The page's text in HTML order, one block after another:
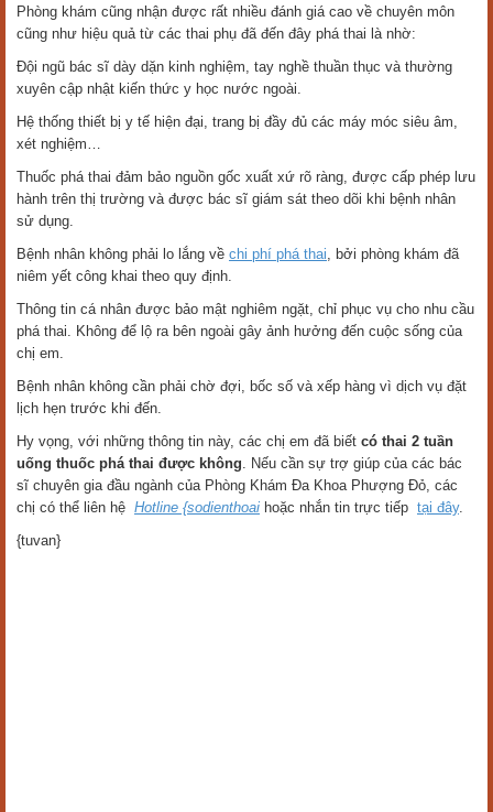
Phòng khám cũng nhận được rất nhiều đánh giá cao về chuyên môn
cũng như hiệu quả từ các thai phụ đã đến đây phá thai là nhờ:
Đội ngũ bác sĩ dày dặn kinh nghiệm, tay nghề thuần thục và thường
xuyên cập nhật kiến thức y học nước ngoài.
​Hệ thống thiết bị y tế hiện đại, trang bị đầy đủ các máy móc siêu âm,
xét nghiệm…
​Thuốc phá thai đảm bảo nguồn gốc xuất xứ rõ ràng, được cấp phép lưu
hành trên thị trường và được bác sĩ giám sát theo dõi khi bệnh nhân
sử dụng.
​Bệnh nhân không phải lo lắng về chi phí phá thai, bởi phòng khám đã
niêm yết công khai theo quy định.
​Thông tin cá nhân được bảo mật nghiêm ngặt, chỉ phục vụ cho nhu cầu
phá thai. Không để lộ ra bên ngoài gây ảnh hưởng đến cuộc sống của
chị em.
​Bệnh nhân không cần phải chờ đợi, bốc số và xếp hàng vì dịch vụ đặt
lịch hẹn trước khi đến.
Hy vọng, với những thông tin này, các chị em đã biết có thai 2 tuần
uống thuốc phá thai được không. Nếu cần sự trợ giúp của các bác
sĩ chuyên gia đầu ngành của Phòng Khám Đa Khoa Phượng Đỏ, các
chị có thể liên hệ Hotline {sodienthoai hoặc nhắn tin trực tiếp tại đây.
{tuvan}